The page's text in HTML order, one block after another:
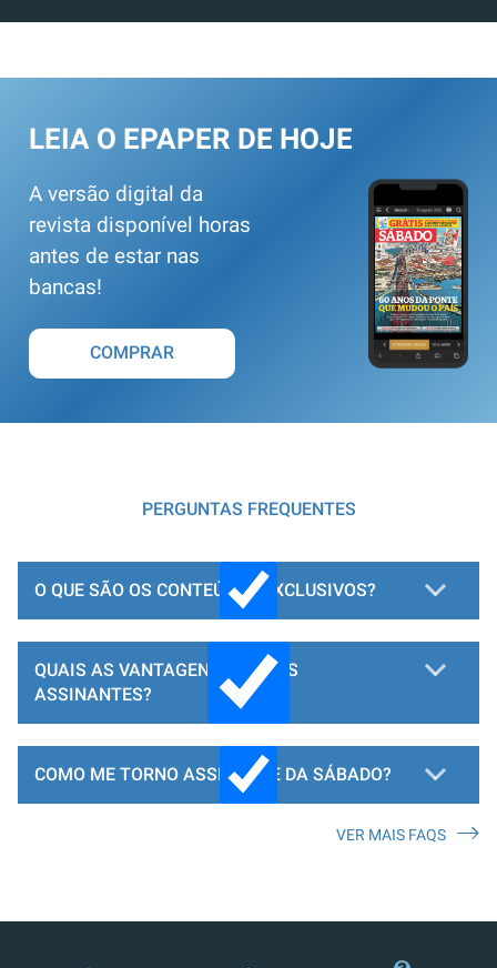
LEIA O EPAPER DE HOJE
A versão digital da
revista disponível horas
antes de estar nas
bancas!
COMPRAR
PERGUNTAS FREQUENTES
O QUE SÃO OS CONTEÚDOS EXCLUSIVOS?
QUAIS AS VANTAGENS PARA OS
ASSINANTES?
COMO ME TORNO ASSINANTE DA SÁBADO?
VER MAIS FAQS